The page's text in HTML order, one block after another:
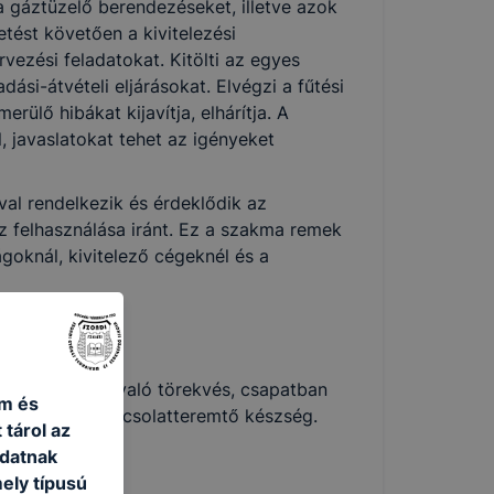
berendezéseket, illetve azok
követően a kivitelezési
feladatokat. Kitölti az egyes
átvételi eljárásokat. Elvégzi a fűtési
hibákat kijavítja, elhárítja. A
javaslatokat tehet az igényeket
rendelkezik és érdeklődik az
iránt. Ez a szakma remek
kivitelező cégeknél és a
önállóságra való törekvés, csapatban
jó kapcsolatteremtő készség.
és
tárol az
típusú